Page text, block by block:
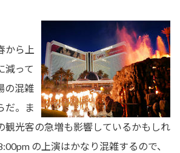
から上
減って
の混雑
だ。ま
観光客の急増も影響しているかもしれ
の上演はかなり混雑するので、